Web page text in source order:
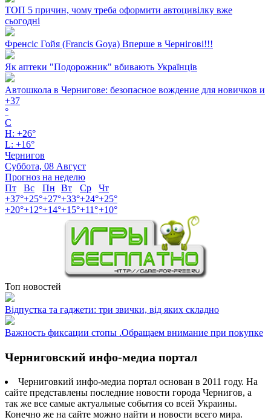
ТОП 5 причин, чому треба оформити автоцивілку вже
сьогодні
Френсіс Гойя (Francis Goya) Вперше в Чернігові!!!
Як аптеки "Подорожник" вбивають Українців
Автошкола в Чернигове: безопасное вождение для новичков и
+37
°
C
H: +26°
L: +16°
Чернигов
Суббота, 08 Август
Прогноз на неделю
Пт
Вс Пн Вт Ср
Чт
+37°+25°+27°+33°+24°+25°
+20°+12°+14°+15°+11°+10°
Топ новостей
Відпустка та гаджети: три звички, від яких складно
Важность фиксации стопы .Обращаем внимание при покупке
Черниговский инфо-медиа портал
Черниговкий инфо-медиа портал основан в 2011 году. На
сайте представлены последние новости города Чернигов, а
так же все самые актуальные события со всей Украины.
Конечно же на сайте можно найти и новости всего мира.